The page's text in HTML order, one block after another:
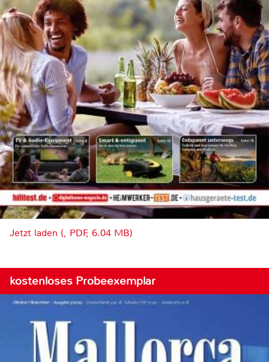
Jetzt laden (, PDF, 6.04 MB)
kostenloses Probeexemplar